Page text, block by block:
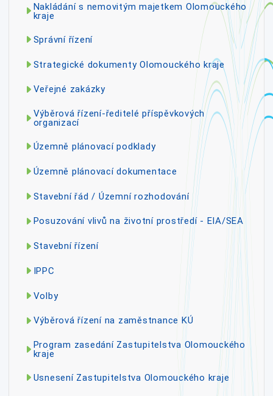
Nakládání s nemovitým majetkem Olomouckého
kraje
Správní řízení
Strategické dokumenty Olomouckého kraje
Veřejné zakázky
Výběrová řízení-ředitelé příspěvkových
organizací
Územně plánovací podklady
Územně plánovací dokumentace
Stavební řád / Územní rozhodování
Posuzování vlivů na životní prostředí - EIA/SEA
Stavební řízení
IPPC
Volby
Výběrová řízení na zaměstnance KÚ
Program zasedání Zastupitelstva Olomouckého
kraje
Usnesení Zastupitelstva Olomouckého kraje